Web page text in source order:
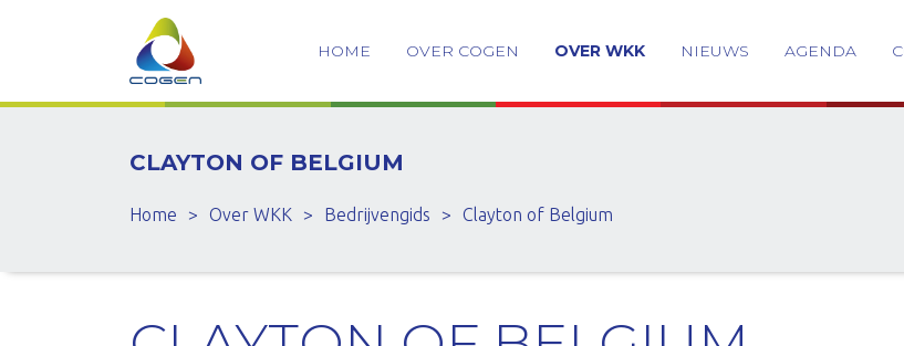
HOME OVER COGEN OVER WKK NIEUWS AGENDA
CLAYTON OF BELGIUM
Home > Over WKK > Bedrijvengids > Clayton of Belgium